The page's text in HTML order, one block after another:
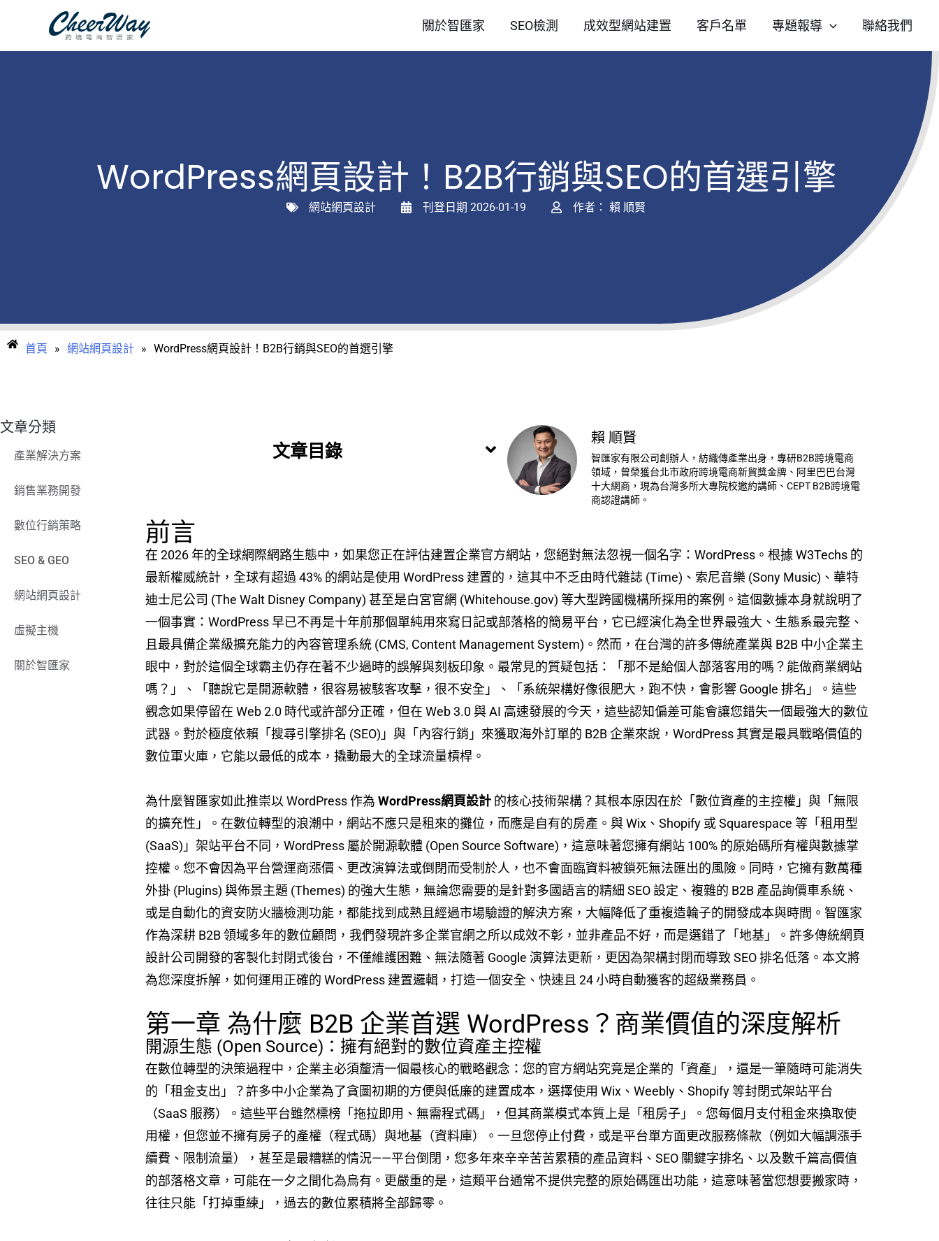
主
關於智匯家 SEO檢測 成效型網站建置 客戶名單 專題報導 聯絡我們
WordPress網頁設計！B2B行銷與SEO的首選引擎
網站網頁設計 刊登日期 2026-01-19 作者： 賴 順賢
首頁 » 網站網頁設計 » WordPress網頁設計！B2B行銷與SEO的首選引擎
文章分類
產業解決方案
銷售業務開發
數位行銷策略
SEO & GEO
網站網頁設計
虛擬主機
關於智匯家
文章目錄
賴 順賢
智匯家有限公司創辦人，紡織傳產業出身，專研B2B跨境電商
領域，曾榮獲台北市政府跨境電商新貿獎金牌、阿里巴巴台灣
十大網商，現為台灣多所大專院校邀約講師、CEPT B2B跨境電
商認證講師。
前言
在 2026 年的全球網際網路生態中，如果您正在評估建置企業官方網站，您絕對無法忽視一個名字：WordPress。根據 W3Techs 的
最新權威統計，全球有超過 43% 的網站是使用 WordPress 建置的，這其中不乏由時代雜誌 (Time)、索尼音樂 (Sony Music)、華特
迪士尼公司 (The Walt Disney Company) 甚至是白宮官網 (Whitehouse.gov) 等大型跨國機構所採用的案例。這個數據本身就說明了
一個事實：WordPress 早已不再是十年前那個單純用來寫日記或部落格的簡易平台，它已經演化為全世界最強大、生態系最完整、
且最具備企業級擴充能力的內容管理系統 (CMS, Content Management System)。然而，在台灣的許多傳統產業與 B2B 中小企業主
眼中，對於這個全球霸主仍存在著不少過時的誤解與刻板印象。最常見的質疑包括：「那不是給個人部落客用的嗎？能做商業網站
嗎？」、「聽說它是開源軟體，很容易被駭客攻擊，很不安全」、「系統架構好像很肥大，跑不快，會影響 Google 排名」。這些
觀念如果停留在 Web 2.0 時代或許部分正確，但在 Web 3.0 與 AI 高速發展的今天，這些認知偏差可能會讓您錯失一個最強大的數位
武器。對於極度依賴「搜尋引擎排名 (SEO)」與「內容行銷」來獲取海外訂單的 B2B 企業來說，WordPress 其實是最具戰略價值的
數位軍火庫，它能以最低的成本，撬動最大的全球流量槓桿。
為什麼智匯家如此推崇以 WordPress 作為WordPress網頁設計 的核心技術架構？其根本原因在於「數位資產的主控權」與「無限
的擴充性」。在數位轉型的浪潮中，網站不應只是租來的攤位，而應是自有的房產。與 Wix、Shopify 或 Squarespace 等「租用型
(SaaS)」架站平台不同，WordPress 屬於開源軟體 (Open Source Software)，這意味著您擁有網站 100% 的原始碼所有權與數據掌
控權。您不會因為平台營運商漲價、更改演算法或倒閉而受制於人，也不會面臨資料被鎖死無法匯出的風險。同時，它擁有數萬種
外掛 (Plugins) 與佈景主題 (Themes) 的強大生態，無論您需要的是針對多國語言的精細 SEO 設定、複雜的 B2B 產品詢價車系統、
或是自動化的資安防火牆檢測功能，都能找到成熟且經過市場驗證的解決方案，大幅降低了重複造輪子的開發成本與時間。智匯家
作為深耕 B2B 領域多年的數位顧問，我們發現許多企業官網之所以成效不彰，並非產品不好，而是選錯了「地基」。許多傳統網頁
設計公司開發的客製化封閉式後台，不僅維護困難、無法隨著 Google 演算法更新，更因為架構封閉而導致 SEO 排名低落。本文將
為您深度拆解，如何運用正確的 WordPress 建置邏輯，打造一個安全、快速且 24 小時自動獲客的超級業務員。
第一章 為什麼 B2B 企業首選 WordPress？商業價值的深度解析
開源生態 (Open Source)：擁有絕對的數位資產主控權
在數位轉型的決策過程中，企業主必須釐清一個最核心的戰略觀念：您的官方網站究竟是企業的「資產」，還是一筆隨時可能消失
的「租金支出」？許多中小企業為了貪圖初期的方便與低廉的建置成本，選擇使用 Wix、Weebly、Shopify 等封閉式架站平台
（SaaS 服務）。這些平台雖然標榜「拖拉即用、無需程式碼」，但其商業模式本質上是「租房子」。您每個月支付租金來換取使
用權，但您並不擁有房子的產權（程式碼）與地基（資料庫）。一旦您停止付費，或是平台單方面更改服務條款（例如大幅調漲手
續費、限制流量），甚至是最糟糕的情況——平台倒閉，您多年來辛辛苦苦累積的產品資料、SEO 關鍵字排名、以及數千篇高價值
的部落格文章，可能在一夕之間化為烏有。更嚴重的是，這類平台通常不提供完整的原始碼匯出功能，這意味著當您想要搬家時，
往往只能「打掉重練」，過去的數位累積將全部歸零。